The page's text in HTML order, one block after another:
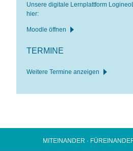
Unsere digitale Lernplattform
hier:
Moodle öffnen
TERMINE
Weitere Termine anzeigen
MITEINANDER ·